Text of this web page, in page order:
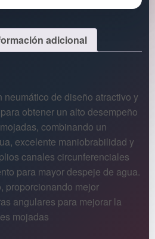
adicional
de diseño atractivo y
obtener un alto desempeño
combinando un
excelente maniobrabilidad y
canales circunferenciales
para mayor despeje de agua.
proporcionando mejor
angulares para mejorar la
mojadas